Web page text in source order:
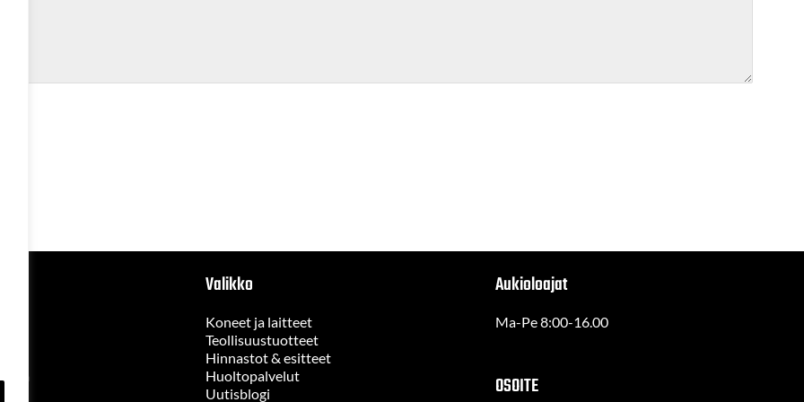
Valikko
Koneet ja laitteet
Teollisuustuotteet
Hinnastot & esitteet
Huoltopalvelut
Uutisblogi
Aukioloajat
Ma-Pe 8:00-16.00
OSOITE